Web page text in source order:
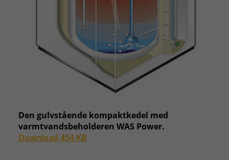
Den gulvstående kompaktkedel med
varmtvandsbeholderen WAS Power.
Download 454 KB